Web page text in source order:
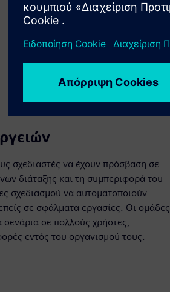
σχεδιαστές να έχουν πρόσβαση σε
διάταξης και τη συμπεριφορά του
σχεδιασμού να αυτοματοποιούν
σε σφάλματα εργασίες. Οι ομάδες
σε πολλούς χρήστες,
εντός του οργανισμού τους.